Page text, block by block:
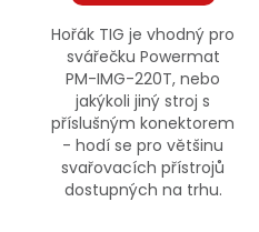
Hořák TIG je vhodný pro
svářečku Powermat
PM-IMG-220T, nebo
jakýkoli jiný stroj s
příslušným konektorem
- hodí se pro většinu
svařovacích přístrojů
dostupných na trhu.